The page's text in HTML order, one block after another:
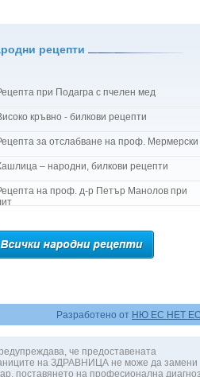
рецепти
при Подагра с пчелен мед
кръвно - билкови рецепти
за отслабване на проф. Мермерски
– народни, билкови рецепти
на проф. д-р Петър Манолов при
Разработено от НЮ ЕС НЕТ
че предоставената
на ЗДРАВНИЦА не може да замени
поставянето на професионална